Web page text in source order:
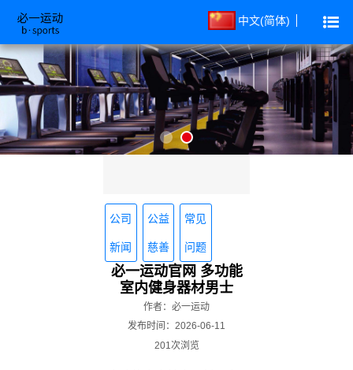
中文(简体)
公司
新闻
公益
慈善
常见
问题
必一运动官网 多功能
室内健身器材男士
作者：必一运动
发布时间：2026-06-11
201次浏览